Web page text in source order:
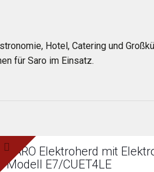
Hotel, Catering und
für Saro im Einsatz.
SARO Elektroherd mit
Modell E7/CUET4LE